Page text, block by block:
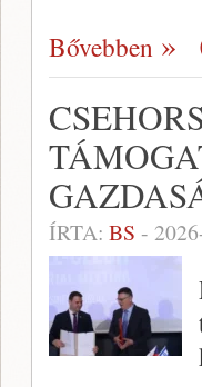
Bővebben
ÍRTA: BS -